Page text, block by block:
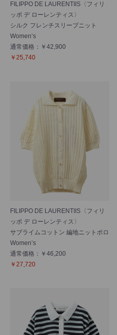
FILIPPO DE LAURENTIIS〈フィリ
ッポ デ ローレンティス〉
シルク フレンチスリーブニット
Women’s
通常価格：￥42,900
￥25,740
FILIPPO DE LAURENTIIS〈フィリ
ッポ デ ローレンティス〉
サブライムコットン 編地ニットポロ
Women’s
通常価格：￥46,200
￥27,720